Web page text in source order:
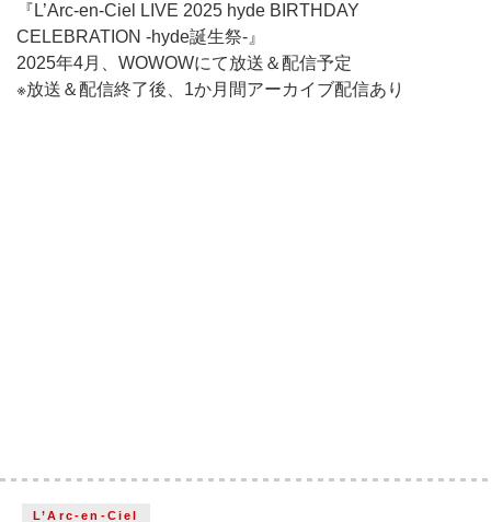
『L’Arc-en-Ciel LIVE 2025 hyde BIRTHDAY
CELEBRATION -hyde誕生祭-』
2025年4月、WOWOWにて放送＆配信予定
※放送＆配信終了後、1か月間アーカイブ配信あり
L’Arc-en-Ciel